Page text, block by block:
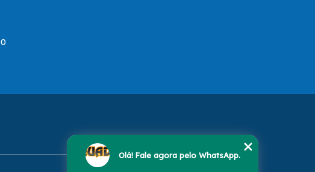
Olá! Fale agora pelo WhatsApp.